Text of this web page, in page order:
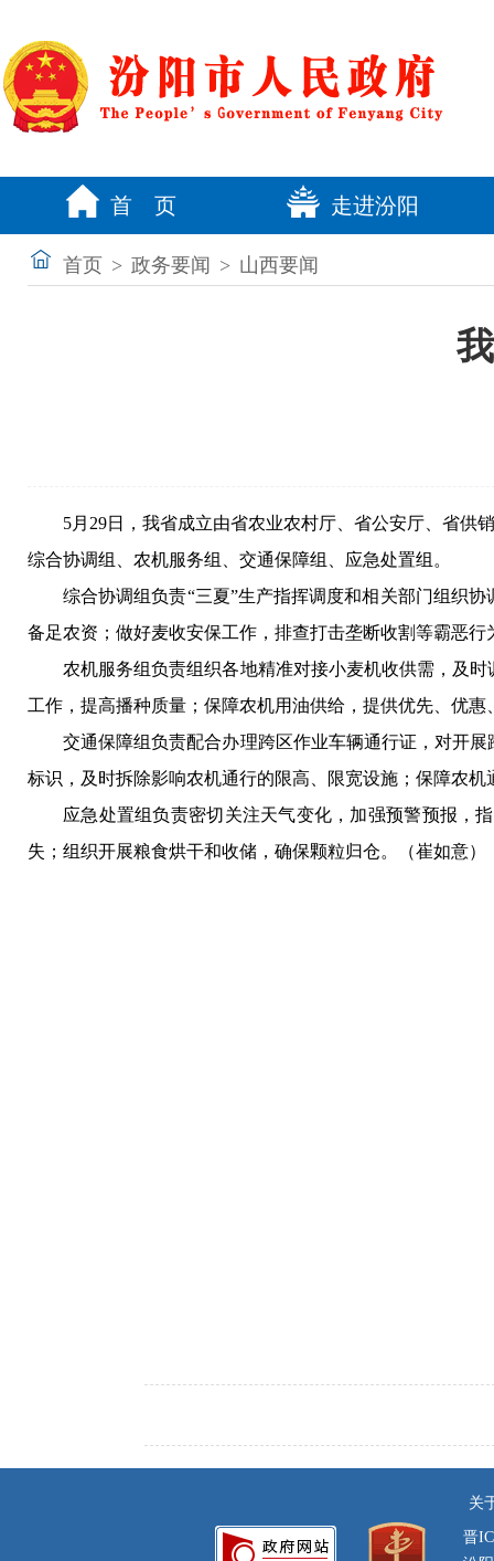
首 页 走进汾阳
首页 > 政务要闻 > 山西要闻
5月29日，我省成立由省农业农村厅、省公安厅、省供
综合协调组、农机服务组、交通保障组、应急处置组。
综合协调组负责“三夏”生产指挥调度和相关部门组织
备足农资；做好麦收安保工作，排查打击垄断收割等霸恶行
农机服务组负责组织各地精准对接小麦机收供需，及
工作，提高播种质量；保障农机用油供给，提供优先、优
交通保障组负责配合办理跨区作业车辆通行证，对开
标识，及时拆除影响农机通行的限高、限宽设施；保障农
应急处置组负责密切关注天气变化，加强预警预报，
失；组织开展粮食烘干和收储，确保颗粒归仓。（崔如意）
关
晋